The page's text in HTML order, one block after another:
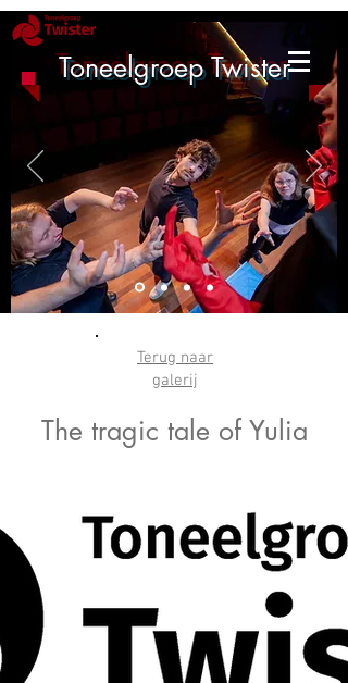
Toneelgroep Twister
Terug naar
galerij
The tragic tale of Yulia